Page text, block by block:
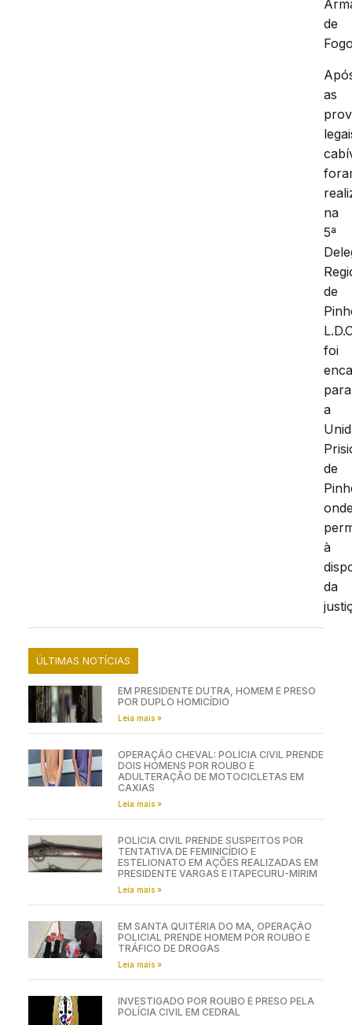
de
as
na
5ª
de
foi
para
a
de
à
da
ÚLTIMAS NOTÍCIAS
EM PRESIDENTE DUTRA, HOMEM É PRESO
POR DUPLO HOMICÍDIO
Leia mais »
OPERAÇÃO CHEVAL: POLÍCIA CIVIL PRENDE
DOIS HOMENS POR ROUBO E
ADULTERAÇÃO DE MOTOCICLETAS EM
CAXIAS
Leia mais »
POLÍCIA CIVIL PRENDE SUSPEITOS POR
TENTATIVA DE FEMINICÍDIO E
ESTELIONATO EM AÇÕES REALIZADAS EM
PRESIDENTE VARGAS E ITAPECURU-MIRIM
Leia mais »
EM SANTA QUITÉRIA DO MA, OPERAÇÃO
POLICIAL PRENDE HOMEM POR ROUBO E
TRÁFICO DE DROGAS
Leia mais »
INVESTIGADO POR ROUBO É PRESO PELA
POLÍCIA CIVIL EM CEDRAL